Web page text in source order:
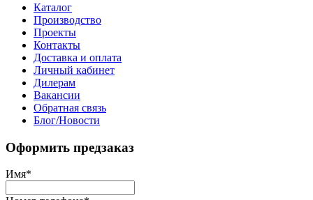
Каталог
Производство
Проекты
Контакты
Доставка и оплата
Личный кабинет
Дилерам
Вакансии
Обратная связь
Блог/Новости
Оформить предзаказ
Имя*